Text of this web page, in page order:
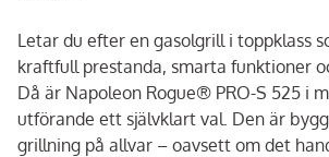
Letar du efter en gasolgrill i toppklass
kraftfull prestanda, smarta funktioner
Då är Napoleon Rogue® PRO-S 525 i
utförande ett självklart val. Den är
grillning på allvar – oavsett om det